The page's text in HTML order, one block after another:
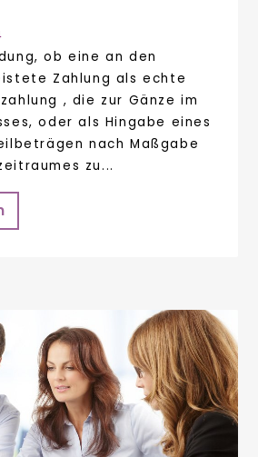
ob eine an den
Zahlung als echte
, die zur Gänze im
oder als Hingabe eines
nach Maßgabe
zu...